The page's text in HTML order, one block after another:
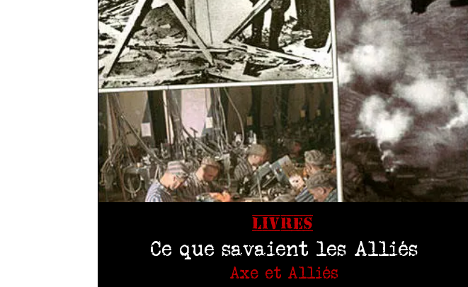
LIVRES
Ce que savaient les Alliés
Axe et Alliés